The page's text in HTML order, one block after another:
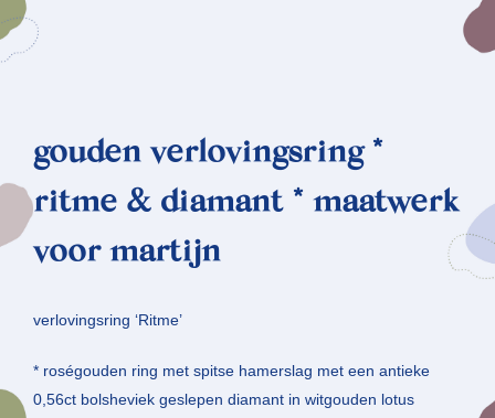
gouden verlovingsring *
ritme & diamant * maatwerk
voor martijn
verlovingsring ‘Ritme’
* roségouden ring met spitse hamerslag met een antieke
0,56ct bolsheviek geslepen diamant in witgouden lotus